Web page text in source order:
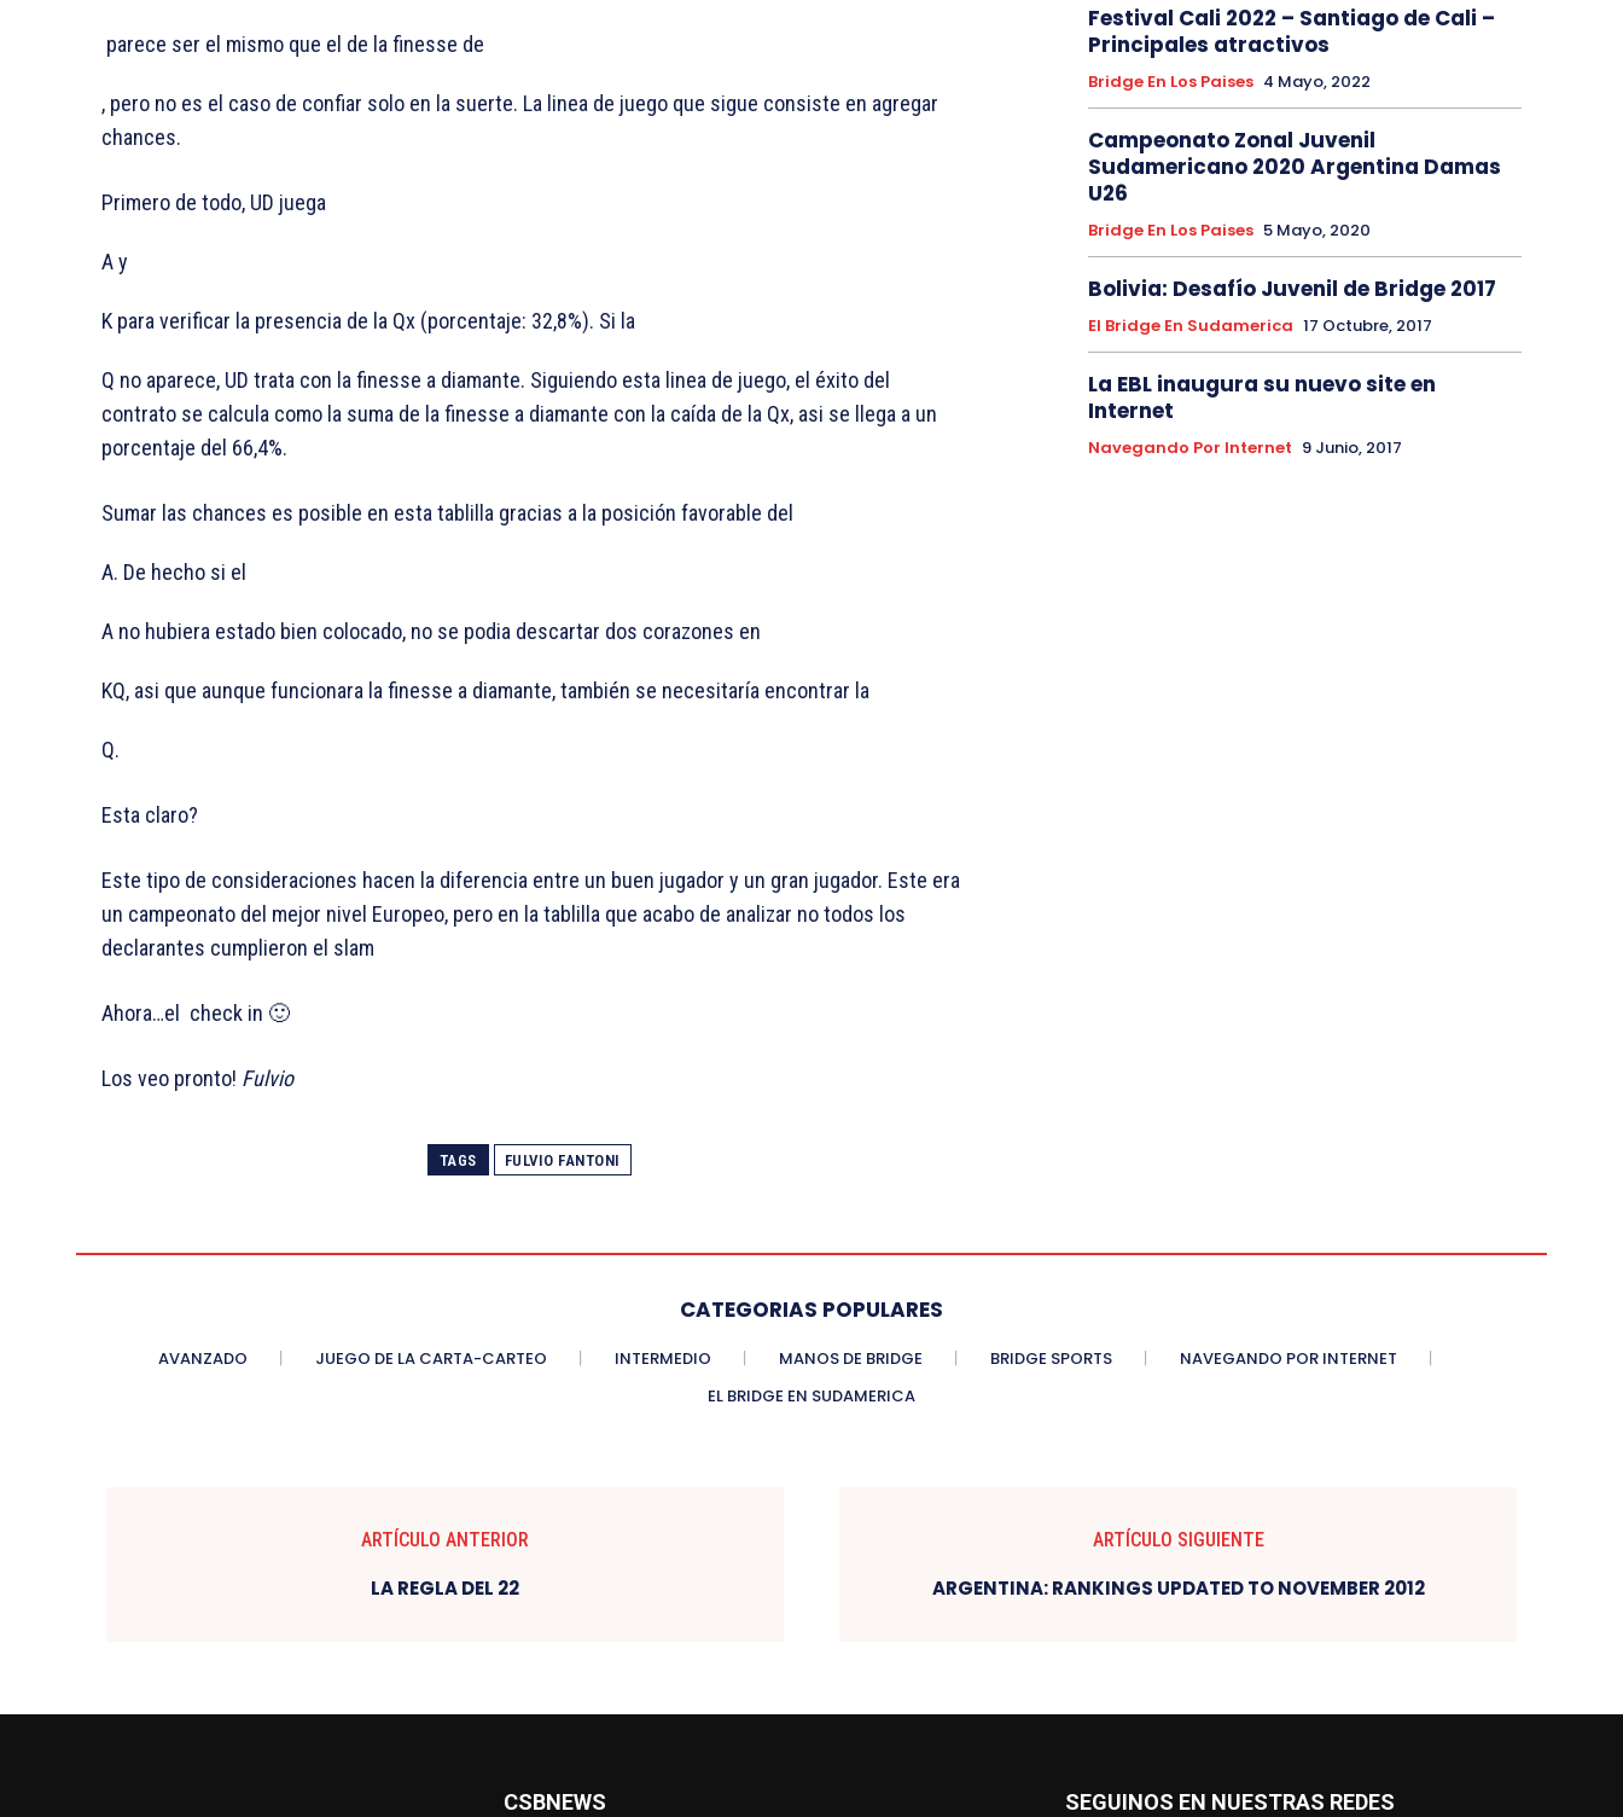
parece ser el mismo que el de la finesse de
, pero no es el caso de confiar solo en la suerte. La linea de juego que sigue consiste en agregar
chances.
Primero de todo, UD juega
A y
K para verificar la presencia de la Qx (porcentaje: 32,8%). Si la
Q no aparece, UD trata con la finesse a diamante. Siguiendo esta linea de juego, el éxito del
contrato se calcula como la suma de la finesse a diamante con la caída de la Qx, asi se llega a un
porcentaje del 66,4%.
Sumar las chances es posible en esta tablilla gracias a la posición favorable del
A. De hecho si el
A no hubiera estado bien colocado, no se podia descartar dos corazones en
KQ, asi que aunque funcionara la finesse a diamante, también se necesitaría encontrar la
Q.
Esta claro?
Este tipo de consideraciones hacen la diferencia entre un buen jugador y un gran jugador. Este era
un campeonato del mejor nivel Europeo, pero en la tablilla que acabo de analizar no todos los
declarantes cumplieron el slam
Ahora…el check in 🙂
Los veo pronto! Fulvio
TAGS FULVIO FANTONI
Festival Cali 2022 – Santiago de Cali –
Principales atractivos
Bridge En Los Paises 4 Mayo, 2022
Campeonato Zonal Juvenil
Sudamericano 2020 Argentina Damas
U26
Bridge En Los Paises 5 Mayo, 2020
Bolivia: Desafío Juvenil de Bridge 2017
El Bridge En Sudamerica 17 Octubre, 2017
La EBL inaugura su nuevo site en
Internet
Navegando Por Internet 9 Junio, 2017
CATEGORIAS POPULARES
AVANZADO JUEGO DE LA CARTA-CARTEO INTERMEDIO MANOS DE BRIDGE BRIDGE SPORTS
NAVEGANDO POR INTERNET
EL BRIDGE EN SUDAMERICA
ARTÍCULO ANTERIOR
LA REGLA DEL 22
ARTÍCULO SIGUIENTE
ARGENTINA: RANKINGS UPDATED TO NOVEMBER 2012
CSBNEWS SEGUINOS EN NUESTRAS REDES